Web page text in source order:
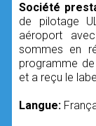
Société
de pilotage
aéroport
sommes en
programme
et a reçu le
Langue: